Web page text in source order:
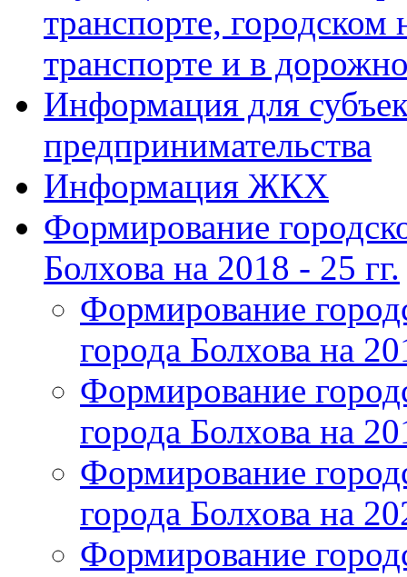
транспорте, городском
транспорте и в
Информация для
предпринимательства
Информация ЖКХ
Формирование
Болхова на 2018 - 25 гг.
Формирование
города Болхова на
Формирование
города Болхова на
Формирование
города Болхова на
Формирование